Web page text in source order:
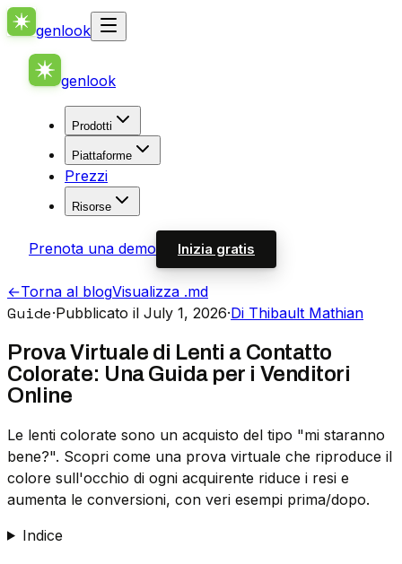
genlook
genlook
Prodotti
Piattaforme
Prezzi
Risorse
Prenota una demo Inizia gratis
←Torna al blogVisualizza .md
Guide·Pubblicato il July 1, 2026·Di Thibault Mathian
Prova Virtuale di Lenti a Contatto
Colorate: Una Guida per i Venditori
Online
Le lenti colorate sono un acquisto del tipo "mi staranno
bene?". Scopri come una prova virtuale che riproduce il
colore sull'occhio di ogni acquirente riduce i resi e
aumenta le conversioni, con veri esempi prima/dopo.
Indice